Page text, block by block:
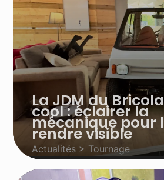
La JDM du
cool : éclairer la
mécanique pour
rendre visible
Actualités > Tournage